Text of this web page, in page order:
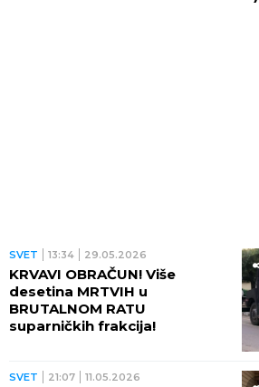
SVET 13:34 29.05.2026
KRVAVI OBRAČUN! Više
desetina MRTVIH u
BRUTALNOM RATU
suparničkih frakcija!
SVET 21:07 11.05.2026